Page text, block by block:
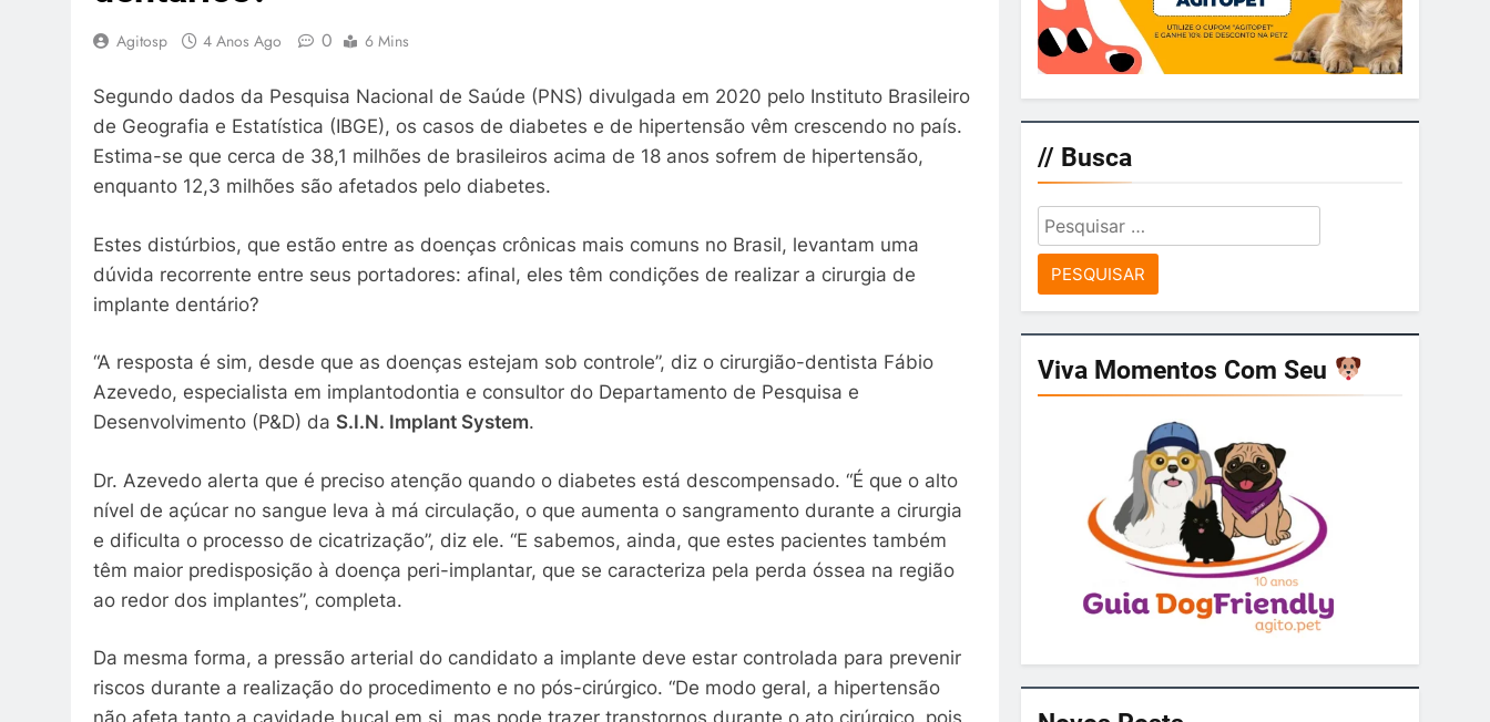
Agitosp 4 Anos Ago 0 6 Mins
Segundo dados da Pesquisa Nacional de Saúde (PNS) divulgada em 2020 pelo Instituto Brasileiro
de Geografia e Estatística (IBGE), os casos de diabetes e de hipertensão vêm crescendo no país.
Estima-se que cerca de 38,1 milhões de brasileiros acima de 18 anos sofrem de hipertensão,
enquanto 12,3 milhões são afetados pelo diabetes.
Estes distúrbios, que estão entre as doenças crônicas mais comuns no Brasil, levantam uma
dúvida recorrente entre seus portadores: afinal, eles têm condições de realizar a cirurgia de
implante dentário?
“A resposta é sim, desde que as doenças estejam sob controle”, diz o cirurgião-dentista Fábio
Azevedo, especialista em implantodontia e consultor do Departamento de Pesquisa e
Desenvolvimento (P&D) da S.I.N. Implant System.
Dr. Azevedo alerta que é preciso atenção quando o diabetes está descompensado. “É que o alto
nível de açúcar no sangue leva à má circulação, o que aumenta o sangramento durante a cirurgia
e dificulta o processo de cicatrização”, diz ele. “E sabemos, ainda, que estes pacientes também
têm maior predisposição à doença peri-implantar, que se caracteriza pela perda óssea na região
ao redor dos implantes”, completa.
Da mesma forma, a pressão arterial do candidato a implante deve estar controlada para prevenir
riscos durante a realização do procedimento e no pós-cirúrgico. “De modo geral, a hipertensão
// Busca
Pesquisar
por:
Viva Momentos Com Seu